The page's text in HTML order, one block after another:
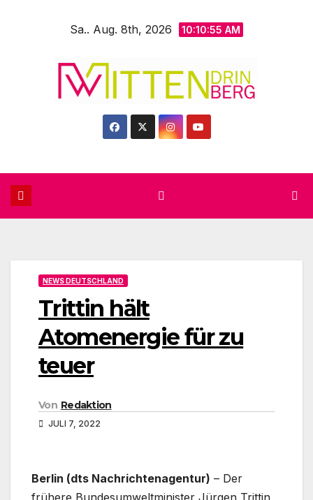
Sa.. Aug. 8th, 2026 10:10:57 AM
NEWS DEUTSCHLAND
Trittin hält
Atomenergie für zu
teuer
Von Redaktion
JULI 7, 2022
Berlin (dts Nachrichtenagentur) – Der